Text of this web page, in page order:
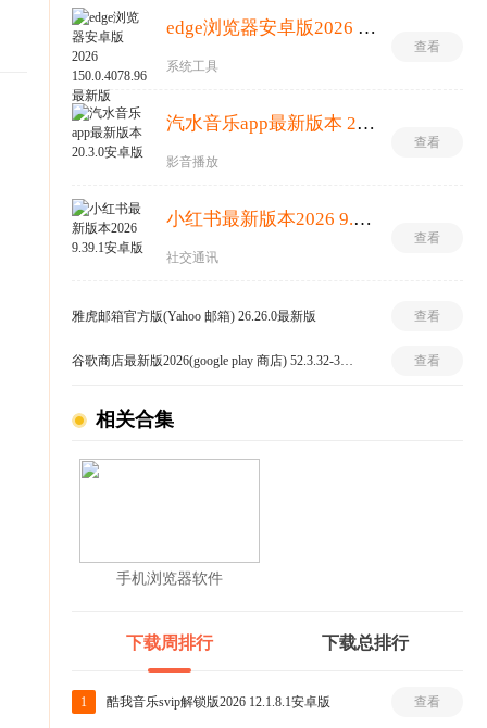
查看
edge浏览器安卓版2026 150.0.4078.96最新版
系统工具
查看
汽水音乐app最新版本 20.3.0安卓版
影音播放
查看
小红书最新版本2026 9.39.1安卓版
社交通讯
查看
雅虎邮箱官方版(Yahoo 邮箱) 26.26.0最新版
查看
谷歌商店最新版2026(google play 商店) 52.3.32-31 [0] [PR] 949272982安卓版
相关合集
手机浏览器软件
下载周排行 下载总排行
1 查看
酷我音乐svip解锁版2026 12.1.8.1安卓版